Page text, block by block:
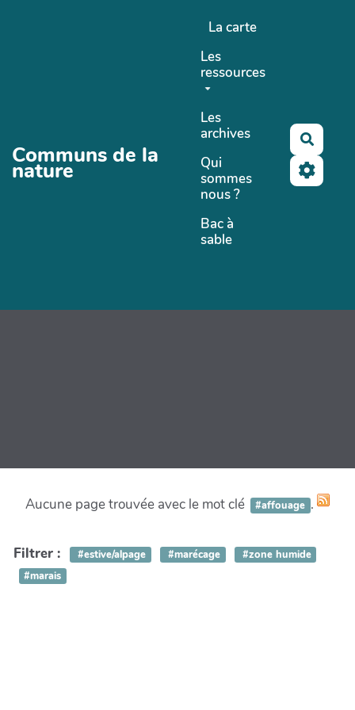
Communs de la
nature
La carte
Les
ressources
Les
archives
Qui
sommes
nous ?
Bac à
sable
Aucune page trouvée avec le mot clé #affouage .
Filtrer : #estive/alpage #marécage
#zone humide
#marais